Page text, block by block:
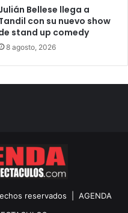
Bellese llega a
con su nuevo show
stand up comedy
8 agosto, 2026
reservados | AGENDA